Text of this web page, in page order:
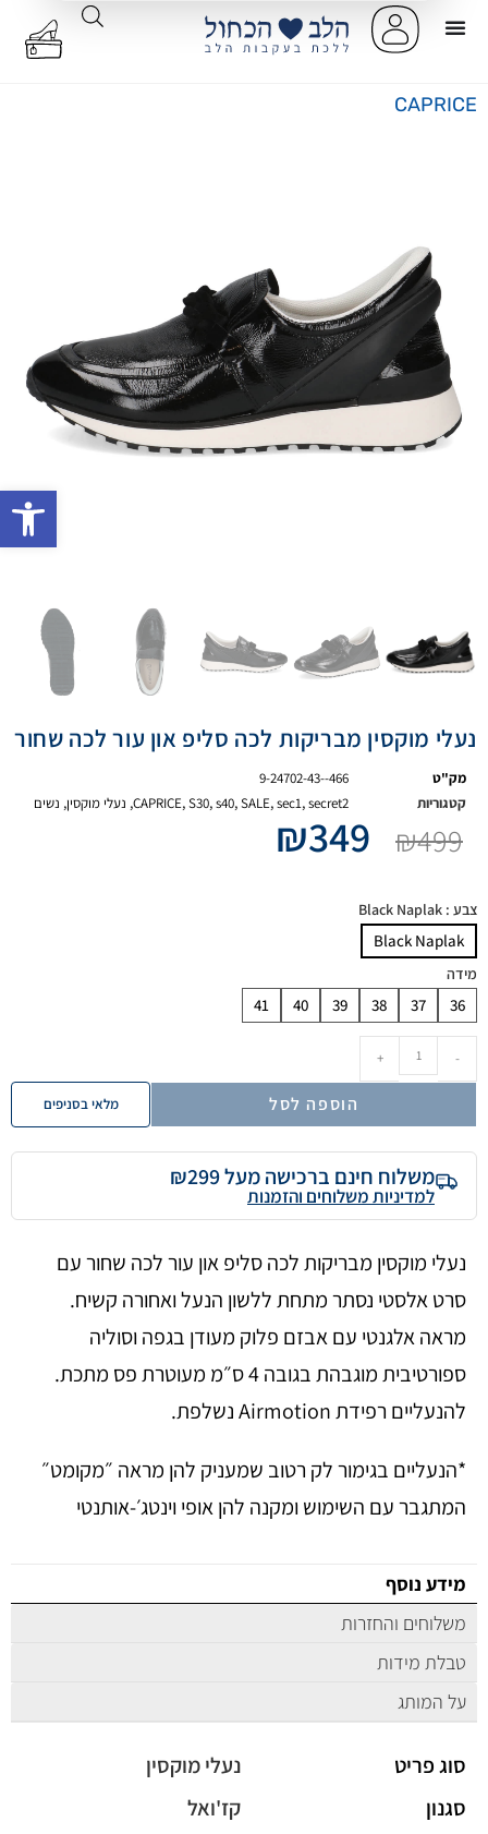
CAPRICE
נעלי מוקסין מבריקות לכה סליפ און עור לכה שחור
מק"ט
9-24702-43--466
קטגוריות
CAPRICE,S30,s40,SALE,sec1,secret2
, נעלי מוקסין, נשים
₪499
₪349
צבע : Black Naplak
Black Naplak
מידה
36
37
38
39
40
41
-
+
הוספה לסל מלאי בסניפים
משלוח חינם ברכישה מעל ₪299
למדיניות משלוחים והזמנות
נעלי מוקסין מבריקות לכה סליפ און עור לכה שחור עם
סרט אלסטי נסתר מתחת ללשון הנעל ואחורה קשיח.
מראה אלגנטי עם אבזם פלוק מעודן בגפה וסוליה
ספורטיבית מוגבהת בגובה 4 ס״מ מעוטרת פס מתכת.
להנעליים רפידת Airmotion נשלפת.
*הנעליים בגימור לק רטוב שמעניק להן מראה ״מקומט״
המתגבר עם השימוש ומקנה להן אופי וינטג׳-אותנטי
מידע נוסף
משלוחים והחזרות
טבלת מידות
על המותג
סוג פריט
נעלי מוקסין
סגנון
קז'ואל